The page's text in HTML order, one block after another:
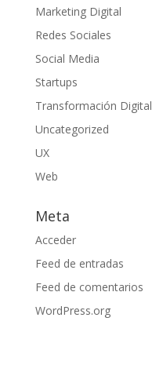
Marketing Digital
Redes Sociales
Social Media
Startups
Transformación Digital
Uncategorized
UX
Web
Meta
Acceder
Feed de entradas
Feed de comentarios
WordPress.org